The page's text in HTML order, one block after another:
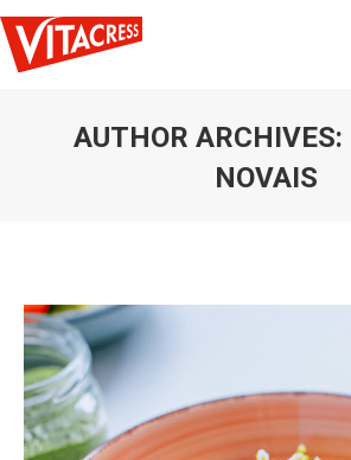
AUTHOR ARCHIVES:
NOVAIS